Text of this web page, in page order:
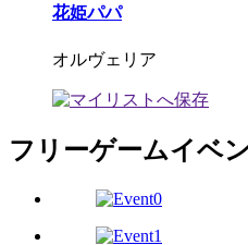
花姫パパ
オルヴェリア
フリーゲームイベ